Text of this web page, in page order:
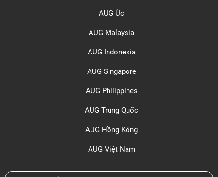
AUG Úc
AUG Malaysia
AUG Indonesia
AUG Singapore
AUG Philippines
AUG Trung Quốc
AUG Hồng Kông
AUG Việt Nam